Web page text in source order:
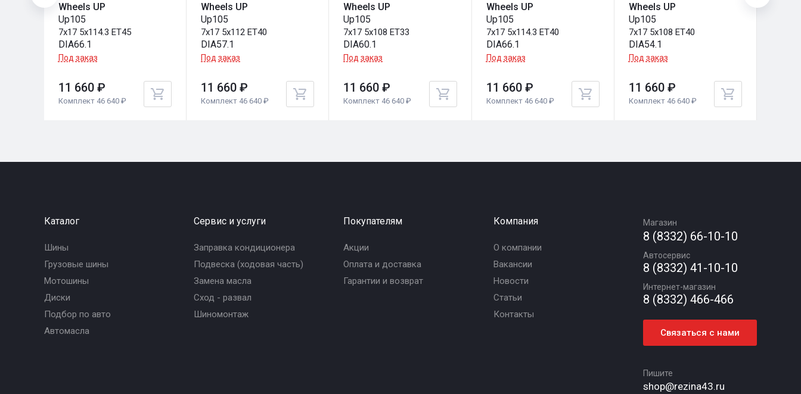
Wheels UP
Up105
7x17 5x114.3 ET45
DIA66.1
Под заказ
11 660 ₽
Комплект 46 640 ₽
Wheels UP
Up105
7x17 5x112 ET40
DIA57.1
Под заказ
11 660 ₽
Комплект 46 640 ₽
Wheels UP
Up105
7x17 5x108 ET33
DIA60.1
Под заказ
11 660 ₽
Комплект 46 640 ₽
Wheels UP
Up105
7x17 5x114.3 ET40
DIA66.1
Под заказ
11 660 ₽
Комплект 46 640 ₽
Wheels UP
Up105
7x17 5x108 ET40
DIA54.1
Под заказ
11 660 ₽
Комплект 46 640 ₽
Каталог
Шины
Грузовые шины
Мотошины
Диски
Подбор по авто
Автомасла
Сервис и услуги
Заправка кондиционера
Подвеска (ходовая часть)
Замена масла
Сход - развал
Шиномонтаж
Покупателям
Акции
Оплата и доставка
Гарантии и возврат
Компания
О компании
Вакансии
Новости
Статьи
Контакты
Магазин
8 (8332) 66-10-10
Автосервис
8 (8332) 41-10-10
Интернет-магазин
8 (8332) 466-466
Связаться с нами
Пишите
shop@rezina43.ru